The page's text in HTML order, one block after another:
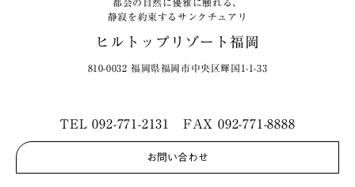
都会の自然に優雅に触れる、
静寂を約束するサンクチュアリ
ヒルトップリゾート福岡
810-0032 福岡県福岡市中央区輝国1-1-33
TEL092-771-2131 FAX 092-771-8888
お問い合わせ